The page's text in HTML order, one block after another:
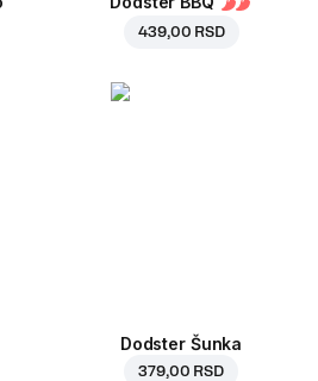
439,00 RSD
Dodster Šunka
379,00 RSD